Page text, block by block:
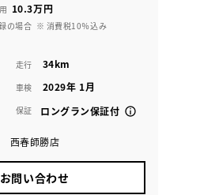
10.3万円
の場合 ※ 消費税10％込み
走行 34km
車検 2029年 1月
保証 ロングラン保証付
西春師勝店
問い合わせ